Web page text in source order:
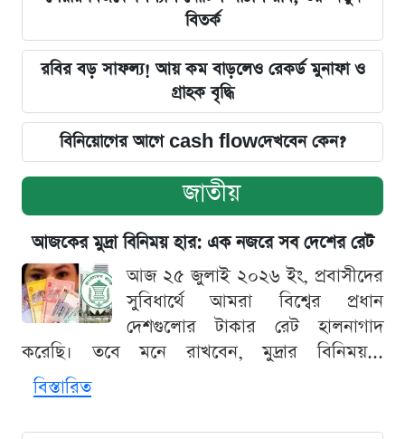
বিতর্ক
রবির বড় সাফল্য! আয় কম বাড়লেও রেকর্ড মুনাফা ও
গ্রাহক বৃদ্ধি
বিনিয়োগের আগে cash flowদেখবেন কেন?
জাতীয়
আজকের মুদ্রা বিনিময় হার: এক নজরে সব দেশের রেট
আজ ২৫ জুলাই ২০২৬ ইং, প্রবাসীদের
সুবিধার্থে আমরা বিশ্বের প্রধান
দেশগুলোর টাকার রেট হালনাগাদ
করেছি। তবে মনে রাখবেন, মুদ্রার বিনিময়...
বিস্তারিত